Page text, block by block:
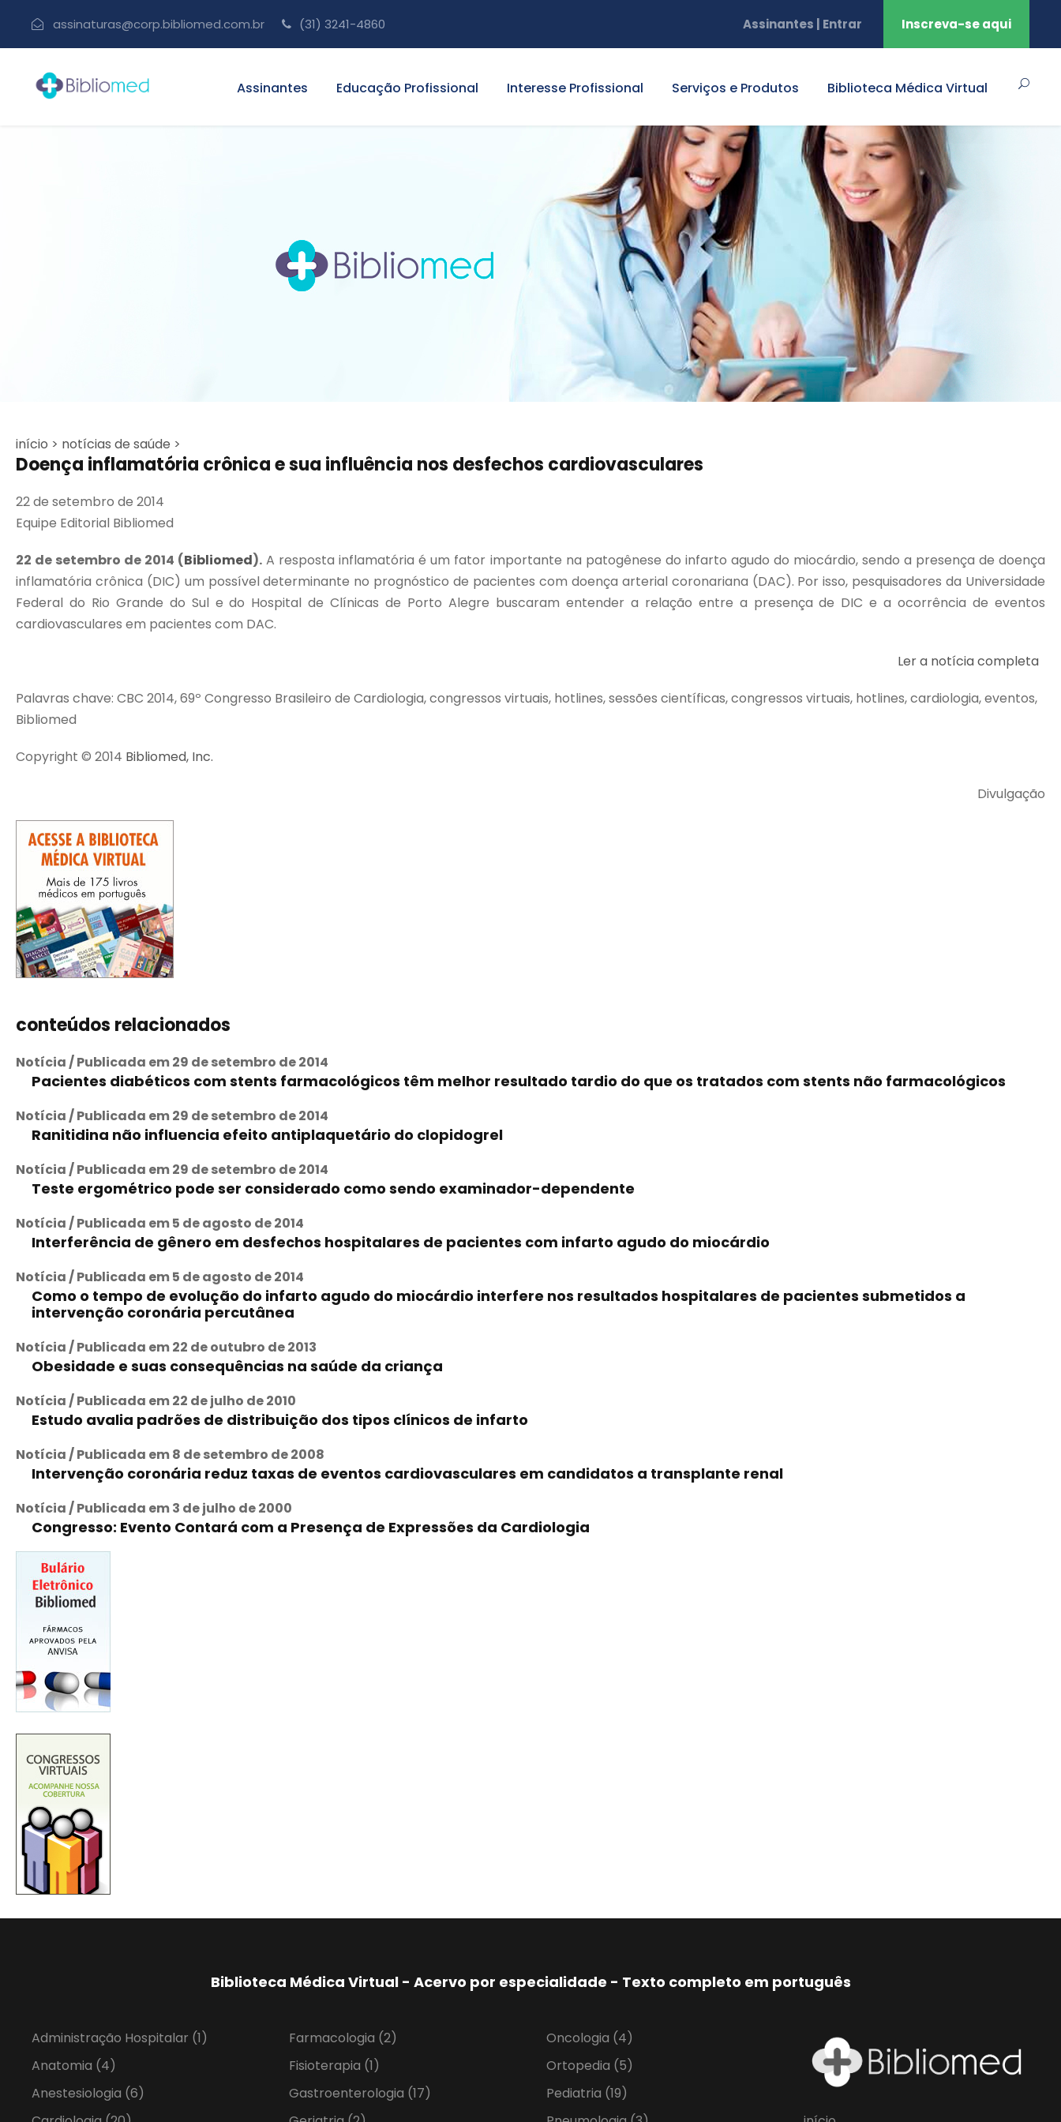
assinaturas@corp.bibliomed.com.br (31) 3241-4860 Assinantes | Entrar Inscreva-se aqui
Assinantes Educação Profissional Interesse Profissional Serviços e Produtos Biblioteca Médica Virtual
início > notícias de saúde >
Doença inflamatória crônica e sua influência nos desfechos cardiovasculares
22 de setembro de 2014
Equipe Editorial Bibliomed
22 de setembro de 2014 (Bibliomed). A resposta inflamatória é um fator importante na patogênese do infarto agudo do miocárdio, sendo a presença de doença
inflamatória crônica (DIC) um possível determinante no prognóstico de pacientes com doença arterial coronariana (DAC). Por isso, pesquisadores da Universidade
Federal do Rio Grande do Sul e do Hospital de Clínicas de Porto Alegre buscaram entender a relação entre a presença de DIC e a ocorrência de eventos
cardiovasculares em pacientes com DAC.
Ler a notícia completa
Palavras chave: CBC 2014, 69º Congresso Brasileiro de Cardiologia, congressos virtuais, hotlines, sessões científicas, congressos virtuais, hotlines, cardiologia, eventos,
Bibliomed
Copyright © 2014 Bibliomed, Inc.
Divulgação
conteúdos relacionados
Notícia / Publicada em 29 de setembro de 2014
Pacientes diabéticos com stents farmacológicos têm melhor resultado tardio do que os tratados com stents não farmacológicos
Notícia / Publicada em 29 de setembro de 2014
Ranitidina não influencia efeito antiplaquetário do clopidogrel
Notícia / Publicada em 29 de setembro de 2014
Teste ergométrico pode ser considerado como sendo examinador-dependente
Notícia / Publicada em 5 de agosto de 2014
Interferência de gênero em desfechos hospitalares de pacientes com infarto agudo do miocárdio
Notícia / Publicada em 5 de agosto de 2014
Como o tempo de evolução do infarto agudo do miocárdio interfere nos resultados hospitalares de pacientes submetidos a
intervenção coronária percutânea
Notícia / Publicada em 22 de outubro de 2013
Obesidade e suas consequências na saúde da criança
Notícia / Publicada em 22 de julho de 2010
Estudo avalia padrões de distribuição dos tipos clínicos de infarto
Notícia / Publicada em 8 de setembro de 2008
Intervenção coronária reduz taxas de eventos cardiovasculares em candidatos a transplante renal
Notícia / Publicada em 3 de julho de 2000
Congresso: Evento Contará com a Presença de Expressões da Cardiologia
Biblioteca Médica Virtual - Acervo por especialidade - Texto completo em português
Administração Hospitalar (1)
Anatomia (4)
Anestesiologia (6)
Farmacologia (2)
Fisioterapia (1)
Gastroenterologia (17)
Oncologia (4)
Ortopedia (5)
Pediatria (19)